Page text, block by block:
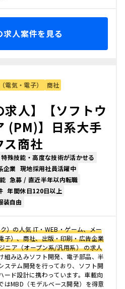
求人案件を見る
電気・電子）
商社
求人】【ソフトウ
(PM)】日系大手
ス商社
特殊技能・高度な技術が活かせる
企業 現地採用社員活躍中
急募 / 直近半年以内転職
年間休日120日以上
装自由
）の人気 IT・WEB・ゲーム、メー
子）、商社、出版・印刷・広告企業
ニア（オープン系/汎用系） の求人
組み込みソフト開発、電子部品、半
ステム開発を行っており、ソフト開
ード設計に携わっています。車載向
はMBD（モデルベース開発）を得意